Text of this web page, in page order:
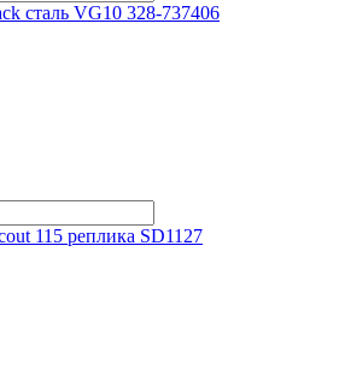
VG10 328-737406
115 реплика SD1127